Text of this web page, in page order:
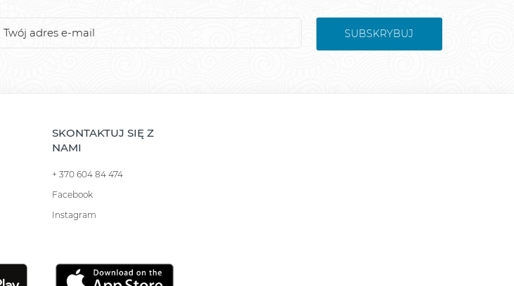
SUBSKRYBUJ
SKONTAKTUJ SIĘ Z
NAMI
+ 370 604 84 474
Facebook
Instagram